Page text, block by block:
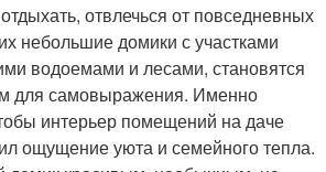
отвлечься от повседневных
небольшие домики с участками
водоемами и лесами, становятся
для самовыражения. Именно
интерьер помещений на даче
ощущение уюта и семейного тепла.